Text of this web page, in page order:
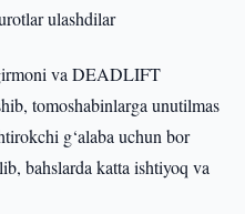
ulashdilar
va DEADLIFT
tomoshabinlarga unutilmas
g‘alaba uchun bor
bahslarda katta ishtiyoq va